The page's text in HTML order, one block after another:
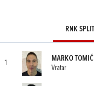
RNK SPLIT
1
MARKO TOMIĆ
Vratar